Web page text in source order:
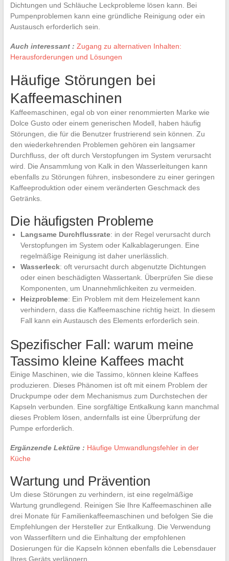
Dichtungen und Schläuche Leckprobleme lösen kann. Bei
Pumpenproblemen kann eine gründliche Reinigung oder ein
Austausch erforderlich sein.
Auch interessant : Zugang zu alternativen Inhalten:
Herausforderungen und Lösungen
Häufige Störungen bei
Kaffeemaschinen
Kaffeemaschinen, egal ob von einer renommierten Marke wie
Dolce Gusto oder einem generischen Modell, haben häufig
Störungen, die für die Benutzer frustrierend sein können. Zu
den wiederkehrenden Problemen gehören ein langsamer
Durchfluss, der oft durch Verstopfungen im System verursacht
wird. Die Ansammlung von Kalk in den Wasserleitungen kann
ebenfalls zu Störungen führen, insbesondere zu einer geringen
Kaffeeproduktion oder einem veränderten Geschmack des
Getränks.
Die häufigsten Probleme
Langsame Durchflussrate: in der Regel verursacht durch
Verstopfungen im System oder Kalkablagerungen. Eine
regelmäßige Reinigung ist daher unerlässlich.
Wasserleck: oft verursacht durch abgenutzte Dichtungen
oder einen beschädigten Wassertank. Überprüfen Sie diese
Komponenten, um Unannehmlichkeiten zu vermeiden.
Heizprobleme: Ein Problem mit dem Heizelement kann
verhindern, dass die Kaffeemaschine richtig heizt. In diesem
Fall kann ein Austausch des Elements erforderlich sein.
Spezifischer Fall: warum meine
Tassimo kleine Kaffees macht
Einige Maschinen, wie die Tassimo, können kleine Kaffees
produzieren. Dieses Phänomen ist oft mit einem Problem der
Druckpumpe oder dem Mechanismus zum Durchstechen der
Kapseln verbunden. Eine sorgfältige Entkalkung kann manchmal
dieses Problem lösen, andernfalls ist eine Überprüfung der
Pumpe erforderlich.
Ergänzende Lektüre : Häufige Umwandlungsfehler in der
Küche
Wartung und Prävention
Um diese Störungen zu verhindern, ist eine regelmäßige
Wartung grundlegend. Reinigen Sie Ihre Kaffeemaschinen alle
drei Monate für Familienkaffeemaschinen und befolgen Sie die
Empfehlungen der Hersteller zur Entkalkung. Die Verwendung
von Wasserfiltern und die Einhaltung der empfohlenen
Dosierungen für die Kapseln können ebenfalls die Lebensdauer
Ihres Geräts verlängern.